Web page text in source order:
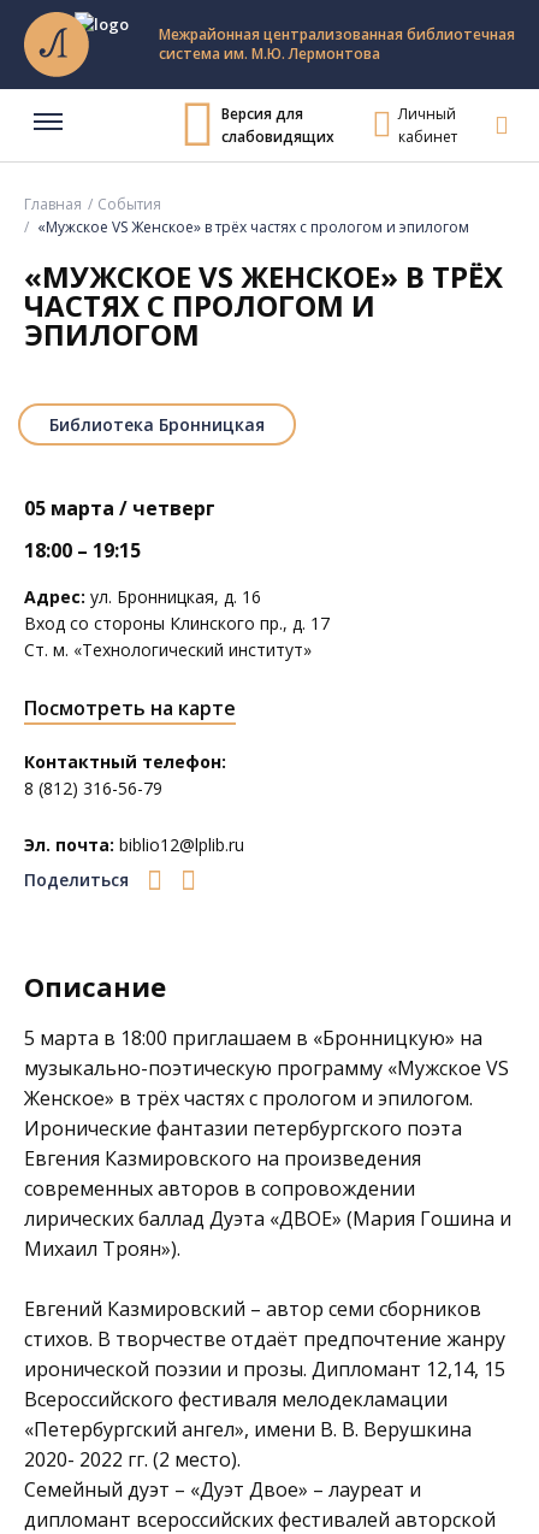
Межрайонная централизованная библиотечная
система им. М.Ю. Лермонтова
Версия для
слабовидящих
Личный
кабинет
Главная
События
«Мужское VS Женское» в трёх частях с прологом и эпилогом
«МУЖСКОЕ VS ЖЕНСКОЕ» В ТРЁХ
ЧАСТЯХ С ПРОЛОГОМ И
ЭПИЛОГОМ
Библиотека Бронницкая
05 марта / четверг
18:00 – 19:15
Адрес: ул. Бронницкая, д. 16
Вход со стороны Клинского пр., д. 17
Ст. м. «Технологический институт»
Посмотреть на карте
Контактный телефон:
8 (812) 316-56-79
Эл. почта: biblio12@lplib.ru
Поделиться
Описание
5 марта в 18:00 приглашаем в «Бронницкую» на
музыкально-поэтическую программу «Мужское VS
Женское» в трёх частях с прологом и эпилогом.
Иронические фантазии петербургского поэта
Евгения Казмировского на произведения
современных авторов в сопровождении
лирических баллад Дуэта «ДВОЕ» (Мария Гошина и
Михаил Троян»).
Евгений Казмировский – автор семи сборников
стихов. В творчестве отдаёт предпочтение жанру
иронической поэзии и прозы. Дипломант 12,14, 15
Всероссийского фестиваля мелодекламации
«Петербургский ангел», имени В. В. Верушкина
2020- 2022 гг. (2 место).
Семейный дуэт – «Дуэт Двое» – лауреат и
дипломант всероссийских фестивалей авторской